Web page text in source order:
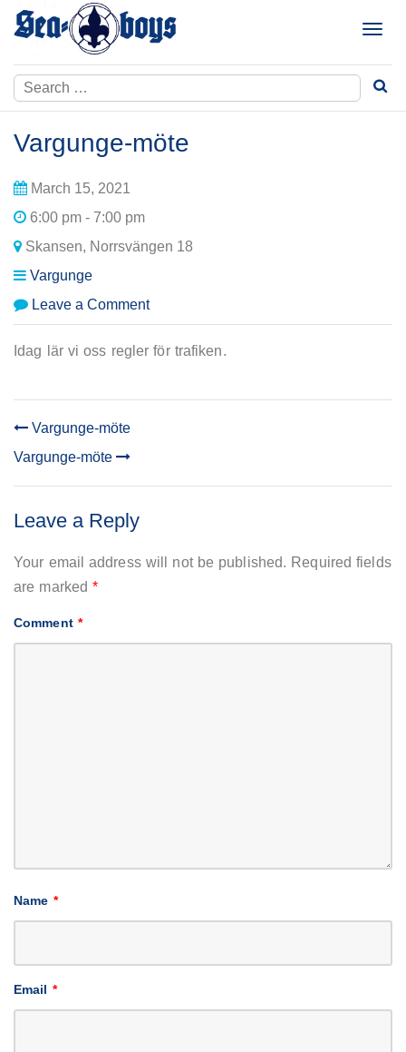
Skip
T
g
l
Search
for:
Vargunge-möte
March 15, 2021
6:00 pm - 7:00 pm
Skansen, Norrsvängen 18
Vargunge
Leave a Commenton
Vargunge-
möte
Idag lär vi oss regler för trafiken.
POST
NAVIGATION
Vargunge-möte
Vargunge-möte
Leave a Reply
Your email address will not be published. Required fields
are marked*
Comment *
Name *
Email *